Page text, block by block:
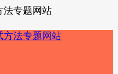
法专题网站